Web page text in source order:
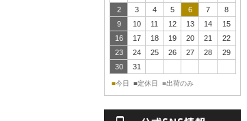
2
3 4 5 6 7
8
9
10 11 12 13 14
15
16
17 18 19 20 21
22
23
24 25 26 27 28
29
30
31
■今日 ■定休日 ■出荷のみ